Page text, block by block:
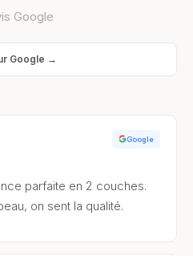
Google
Google →
Google
parfaite en 2 couches.
on sent la qualité.